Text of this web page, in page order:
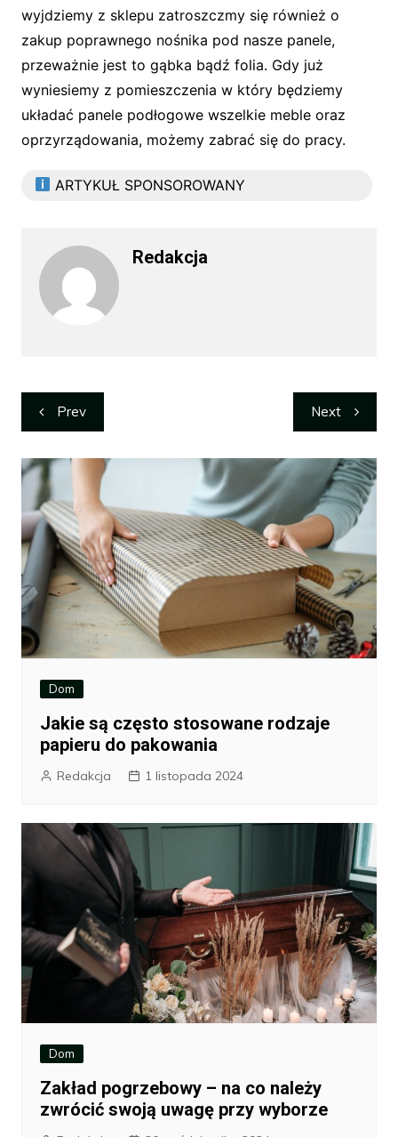
wyjdziemy z sklepu zatroszczmy się również o
zakup poprawnego nośnika pod nasze panele,
przeważnie jest to gąbka bądź folia. Gdy już
wyniesiemy z pomieszczenia w który będziemy
układać panele podłogowe wszelkie meble oraz
oprzyrządowania, możemy zabrać się do pracy.
ARTYKUŁ SPONSOROWANY
Redakcja
Nawigacja
wpisu
Prev Next
Dom
Jakie są często stosowane rodzaje
papieru do pakowania
Redakcja 1 listopada 2024
Dom
Zakład pogrzebowy – na co należy
zwrócić swoją uwagę przy wyborze